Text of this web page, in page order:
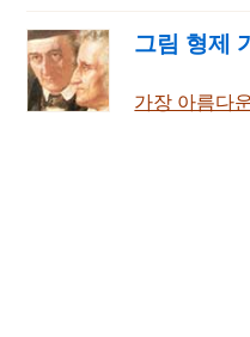
습니다. 그래서 그곳에 가
에 몰두하고 있었습니다.
일찍 기도하는 사람을 위
것을 들었을 때, 그녀는 아
그림 형제
가장 아름다